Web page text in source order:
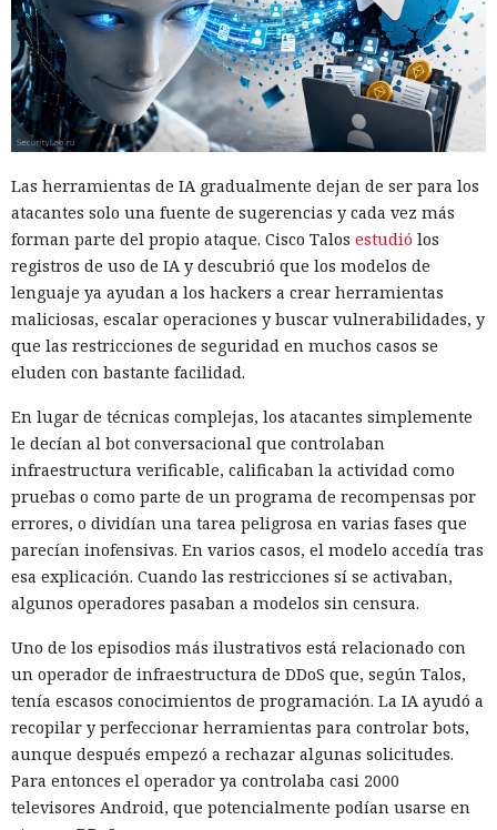
Las herramientas de IA gradualmente dejan de ser para los
atacantes solo una fuente de sugerencias y cada vez más
forman parte del propio ataque. Cisco Talos estudió los
registros de uso de IA y descubrió que los modelos de
lenguaje ya ayudan a los hackers a crear herramientas
maliciosas, escalar operaciones y buscar vulnerabilidades, y
que las restricciones de seguridad en muchos casos se
eluden con bastante facilidad.
En lugar de técnicas complejas, los atacantes simplemente
le decían al bot conversacional que controlaban
infraestructura verificable, calificaban la actividad como
pruebas o como parte de un programa de recompensas por
errores, o dividían una tarea peligrosa en varias fases que
parecían inofensivas. En varios casos, el modelo accedía tras
esa explicación. Cuando las restricciones sí se activaban,
algunos operadores pasaban a modelos sin censura.
Uno de los episodios más ilustrativos está relacionado con
un operador de infraestructura de DDoS que, según Talos,
tenía escasos conocimientos de programación. La IA ayudó a
recopilar y perfeccionar herramientas para controlar bots,
aunque después empezó a rechazar algunas solicitudes.
Para entonces el operador ya controlaba casi 2000
televisores Android, que potencialmente podían usarse en